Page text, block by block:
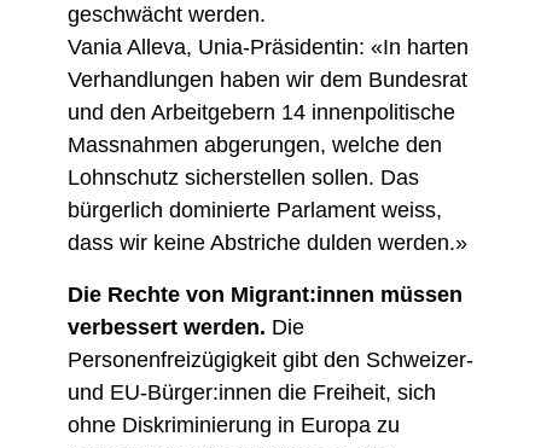
geschwächt werden.
Vania Alleva, Unia-Präsidentin: «In harten
Verhandlungen haben wir dem Bundesrat
und den Arbeitgebern 14 innenpolitische
Massnahmen abgerungen, welche den
Lohnschutz sicherstellen sollen. Das
bürgerlich dominierte Parlament weiss,
dass wir keine Abstriche dulden werden.»
Die Rechte von Migrant:innen müssen
verbessert werden. Die
Personenfreizügigkeit gibt den Schweizer-
und EU-Bürger:innen die Freiheit, sich
ohne Diskriminierung in Europa zu